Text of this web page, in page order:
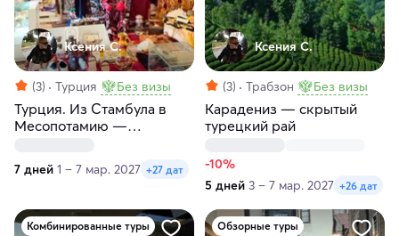
Ксения С.
(3) Турция Без визы
Турция. Из Стамбула в
Месопотамию —
7 дней 1 – 7 мар. 2027 +27 дат
Ксения С.
(3) Трабзон Без визы
Карадениз — скрытый
турецкий рай
-10%
5 дней 3 – 7 мар. 2027 +26 дат
Комбинированные туры Обзорные туры